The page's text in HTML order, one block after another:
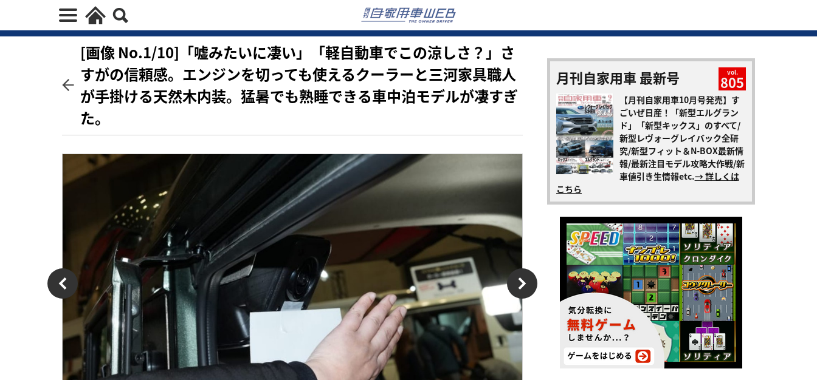
[画像 No.1/10]「嘘みたいに凄い」「軽自動車でこの涼しさ？」さ
すがの信頼感。エンジンを切っても使えるクーラーと三河家具職人
が手掛ける天然木内装。猛暑でも熟睡できる車中泊モデルが凄すぎ
た。
月刊自家用車 最新号 vol.
805
【月刊自家用車10月号発売】す
ごいぜ日産！「新型エルグラン
ド」「新型キックス」のすべて/
新型レヴォーグレイバック全研
究/新型フィット＆N-BOX最新情
報/最新注目モデル攻略大作戦/新
車値引き生情報etc.→ 詳しくは
こちら